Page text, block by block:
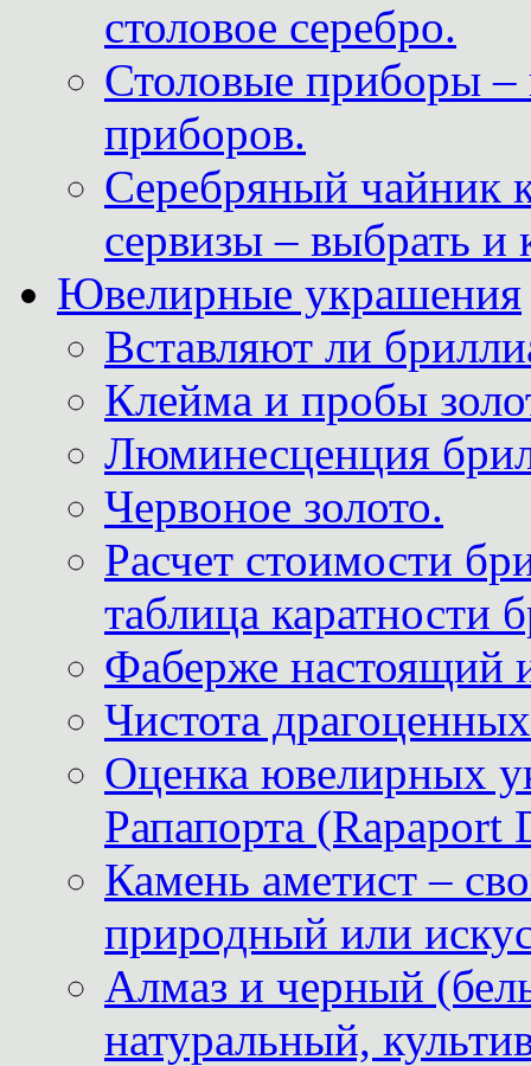
столовое серебро.
Столовые приборы –
приборов.
Серебряный чайник
сервизы – выбрать и
Ювелирные украшения
Вставляют ли
Клейма и пробы
Люминесценция
Червоное золото.
Расчет стоимости
таблица каратности
Фаберже настоящий
Чистота
Оценка ювелирных
Рапапорта (Rapaport
Камень аметист –
природный или
Алмаз и черный
натуральный,